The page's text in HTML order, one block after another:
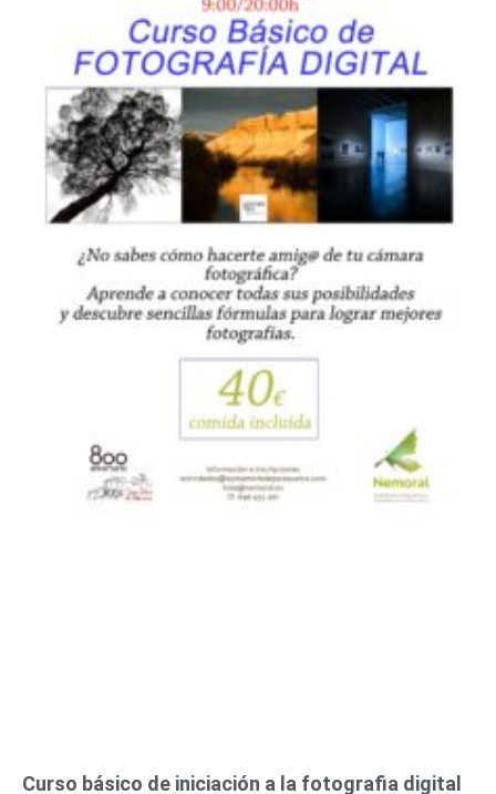
Curso básico de iniciación a la fotografia digital